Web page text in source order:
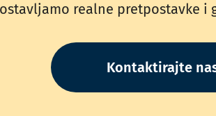
realne pretpostavke i
Kontaktirajte